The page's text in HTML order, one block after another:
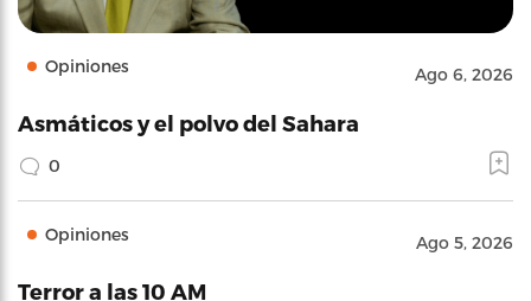
Opiniones Ago 6, 2026
Asmáticos y el polvo del Sahara
0
Opiniones Ago 5, 2026
Terror a las 10 AM